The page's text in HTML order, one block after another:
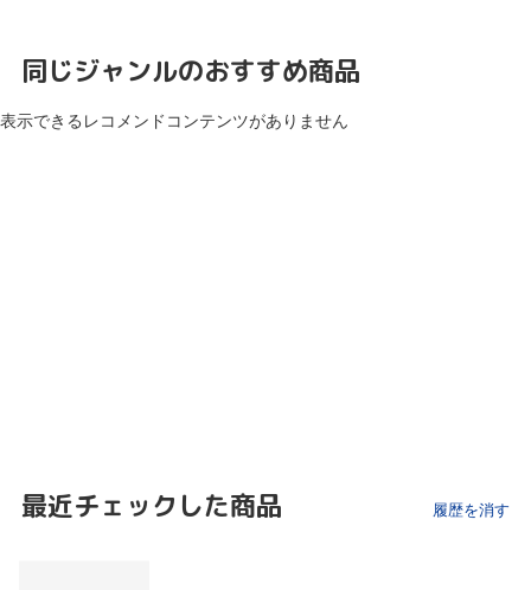
同じジャンルのおすすめ商品
表示できるレコメンドコンテンツがありません
最近チェックした商品 履歴を消す